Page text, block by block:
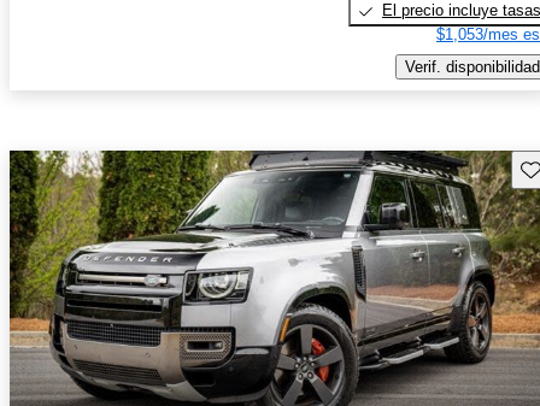
El precio incluye tasas
$1,053/mes
Verif. disponibilidad